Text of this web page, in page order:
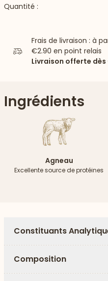
Quantité :
Frais de livraison : à
€2.90 en point relais
Livraison offerte dès
Ingrédients
Agneau
Excellente source de protéines
Constituants
Composition